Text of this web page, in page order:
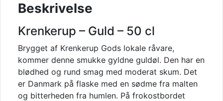
Beskrivelse
Krenkerup – Guld – 50 cl
Brygget af Krenkerup Gods lokale råvare,
kommer denne smukke gyldne guldøl. Den har en
blødhed og rund smag med moderat skum. Det
er Danmark på flaske med en sødme fra malten
og bitterheden fra humlen. På frokostbordet